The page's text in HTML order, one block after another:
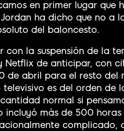
en primer lugar que
ha dicho que no a
del baloncesto.
con la suspensión de la
Netflix de anticipar, con
de abril para el resto del
es del orden de
normal si
incluyó más de 500
complicado,